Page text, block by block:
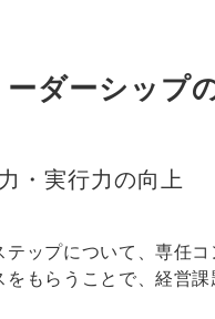
ダーシップ
・実行力の向上
ップについて、専任
もらうことで、経営